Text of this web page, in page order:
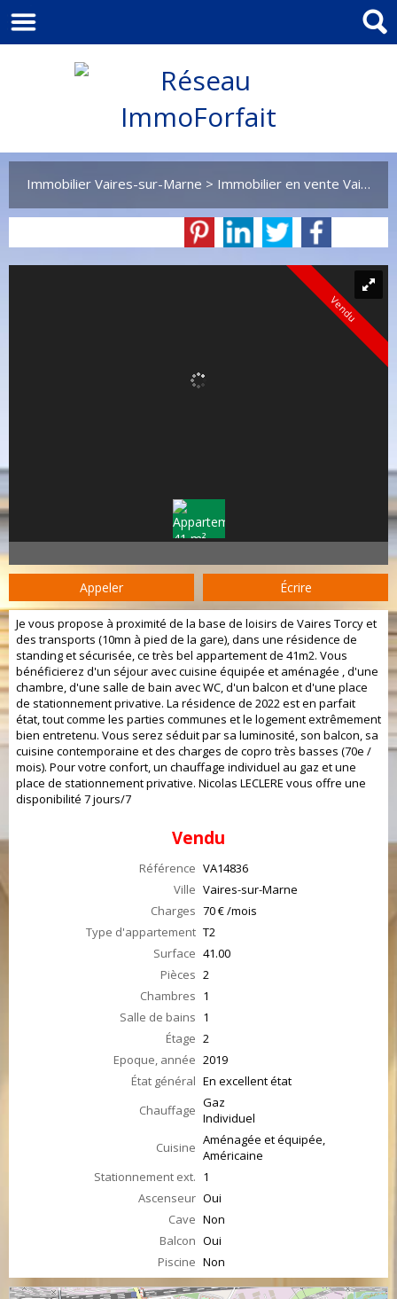
Immobilier Vaires-sur-Marne > Immobilier en vente Vaires-sur-Marne
Vendu
Appeler Écrire
Je vous propose à proximité de la base de loisirs de Vaires Torcy et
des transports (10mn à pied de la gare), dans une résidence de
standing et sécurisée, ce très bel appartement de 41m2. Vous
bénéficierez d'un séjour avec cuisine équipée et aménagée , d'une
chambre, d'une salle de bain avec WC, d'un balcon et d'une place
de stationnement privative. La résidence de 2022 est en parfait
état, tout comme les parties communes et le logement extrêmement
bien entretenu. Vous serez séduit par sa luminosité, son balcon, sa
cuisine contemporaine et des charges de copro très basses (70e /
mois). Pour votre confort, un chauffage individuel au gaz et une
place de stationnement privative. Nicolas LECLERE vous offre une
disponibilité 7 jours/7
Vendu
Référence VA14836
Ville Vaires-sur-Marne
Charges 70 € /mois
Type d'appartement T2
Surface 41.00
Pièces 2
Chambres 1
Salle de bains 1
Étage 2
Epoque, année 2019
État général En excellent état
Chauffage Gaz
Individuel
Cuisine Aménagée et équipée,
Américaine
Stationnement ext. 1
Ascenseur Oui
Cave Non
Balcon Oui
Piscine Non